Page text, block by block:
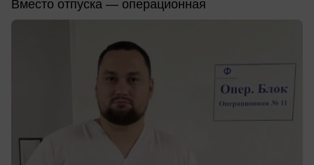
Вместо отпуска — операционная